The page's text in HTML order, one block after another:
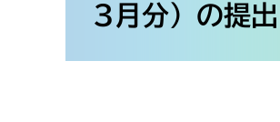
3月分）の提